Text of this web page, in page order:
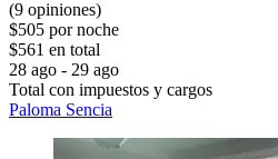
(9 opiniones)
$505 por noche
$561 en total
28 ago - 29 ago
Total con impuestos y cargos
Paloma Sencia